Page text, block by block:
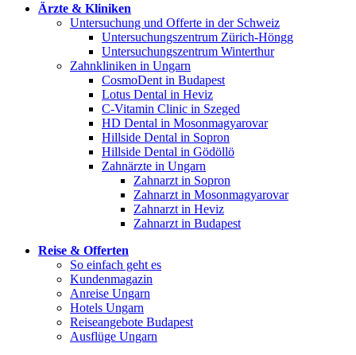
Ärzte & Kliniken
Untersuchung und Offerte in der Schweiz
Untersuchungszentrum Zürich-Höngg
Untersuchungszentrum Winterthur
Zahnkliniken in Ungarn
CosmoDent in Budapest
Lotus Dental in Heviz
C-Vitamin Clinic in Szeged
HD Dental in Mosonmagyarovar
Hillside Dental in Sopron
Hillside Dental in Gödöllö
Zahnärzte in Ungarn
Zahnarzt in Sopron
Zahnarzt in Mosonmagyarovar
Zahnarzt in Heviz
Zahnarzt in Budapest
Reise & Offerten
So einfach geht es
Kundenmagazin
Anreise Ungarn
Hotels Ungarn
Reiseangebote Budapest
Ausflüge Ungarn